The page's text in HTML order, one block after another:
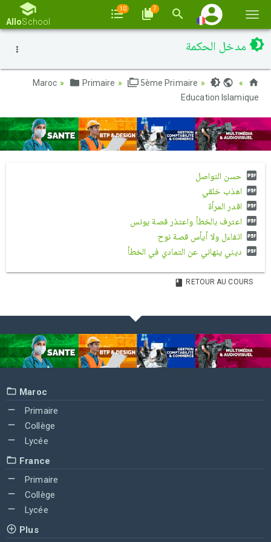
la
AlloSchool
10 7
مدخل الحكمة
Primaire
5ème Primaire
Education Islamique
حسن التواصل
اهذب خلقي
اقدر المرأة
اعترف بالخطأ واعتذر قصة يونس
اتفاءل ولا أيأس قصة نوح
ديني ينهاني عن التمادي في الخطأ
RETOUR AU COURS
Maroc
Primaire
Collège
Lycée
France
Primaire
Collège
Lycée
Plus